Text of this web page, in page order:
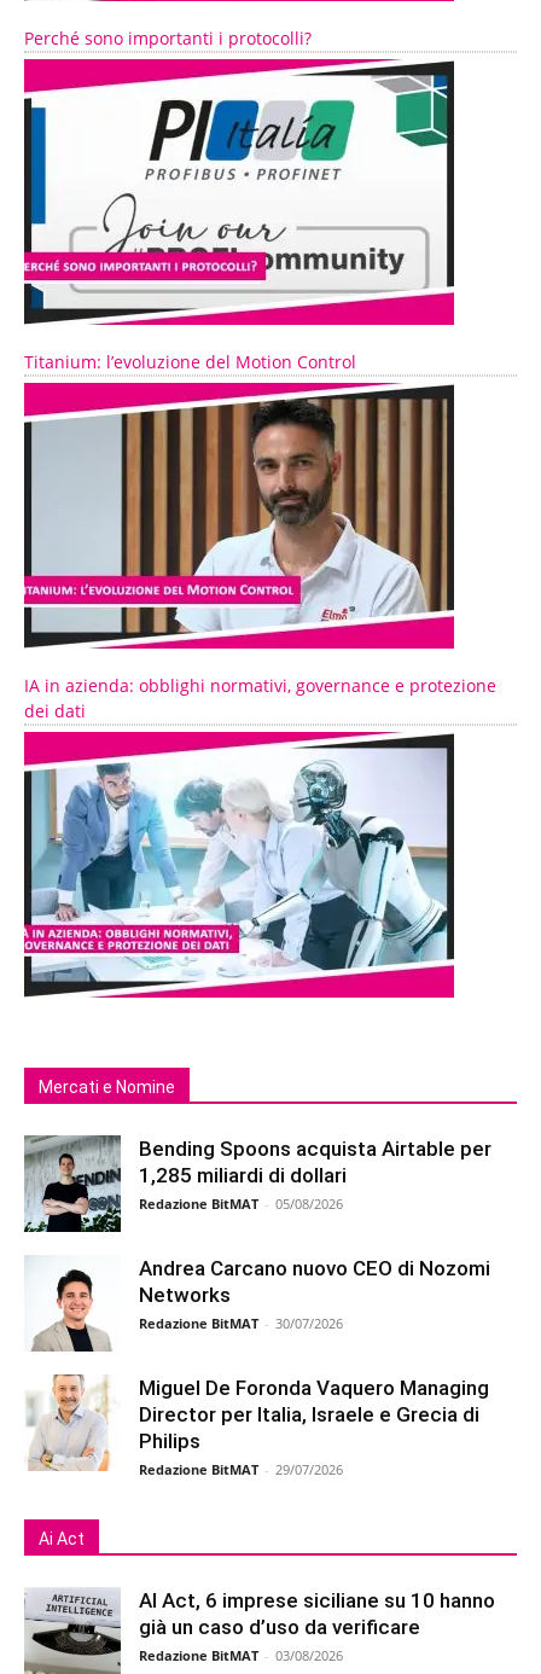
Perché sono importanti i protocolli?
Titanium: l’evoluzione del Motion Control
IA in azienda: obblighi normativi, governance e protezione
dei dati
Mercati e Nomine
Bending Spoons acquista Airtable per
1,285 miliardi di dollari
Redazione BitMAT - 05/08/2026
Andrea Carcano nuovo CEO di Nozomi
Networks
Redazione BitMAT - 30/07/2026
Miguel De Foronda Vaquero Managing
Director per Italia, Israele e Grecia di
Philips
Redazione BitMAT - 29/07/2026
Ai Act
AI Act, 6 imprese siciliane su 10 hanno
già un caso d’uso da verificare
Redazione BitMAT - 03/08/2026